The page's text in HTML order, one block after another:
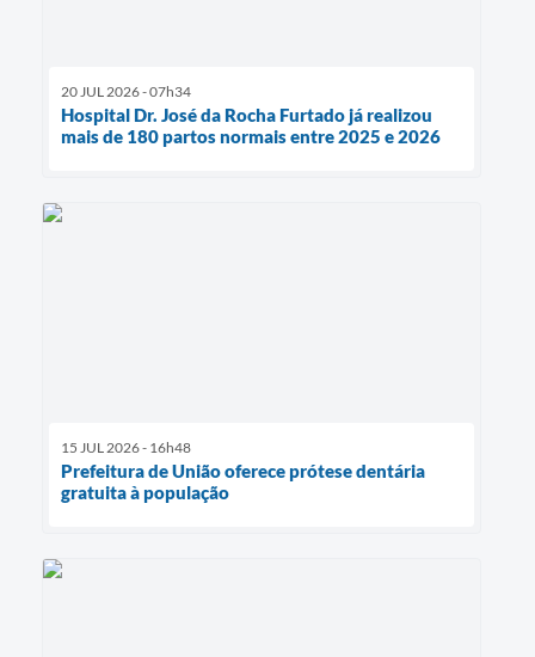
20 JUL 2026 - 07h34
Hospital Dr. José da Rocha Furtado já realizou
mais de 180 partos normais entre 2025 e 2026
15 JUL 2026 - 16h48
Prefeitura de União oferece prótese dentária
gratuita à população